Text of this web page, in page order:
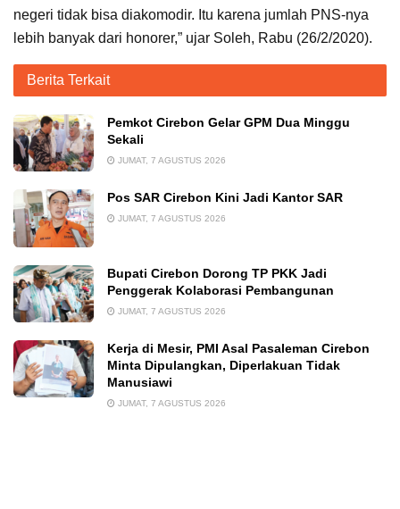
negeri tidak bisa diakomodir. Itu karena jumlah PNS-nya
lebih banyak dari honorer,” ujar Soleh, Rabu (26/2/2020).
Berita Terkait
Pemkot Cirebon Gelar GPM Dua Minggu
Sekali
JUMAT, 7 AGUSTUS 2026
Pos SAR Cirebon Kini Jadi Kantor SAR
JUMAT, 7 AGUSTUS 2026
Bupati Cirebon Dorong TP PKK Jadi
Penggerak Kolaborasi Pembangunan
JUMAT, 7 AGUSTUS 2026
Kerja di Mesir, PMI Asal Pasaleman Cirebon
Minta Dipulangkan, Diperlakuan Tidak
Manusiawi
JUMAT, 7 AGUSTUS 2026